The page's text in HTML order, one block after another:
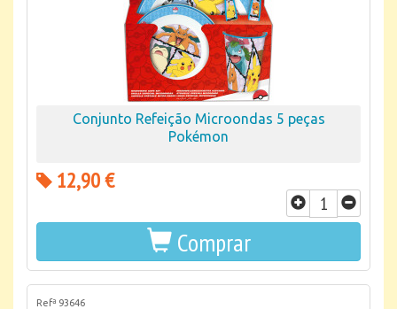
Conjunto Refeição Microondas 5 peças
Pokémon
12,90 €
Comprar
Refª 93646